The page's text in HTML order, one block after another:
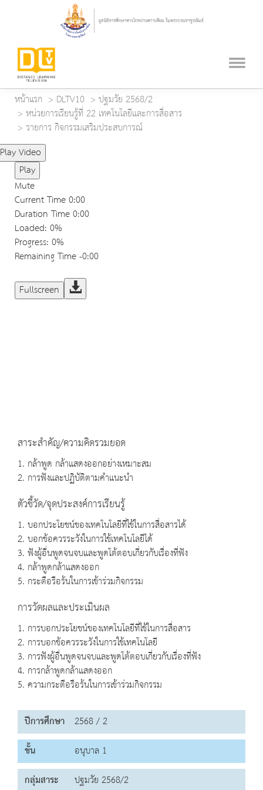
หน้าแรก DLTV10
ปฐมวัย 2568/2
หน่วยการเรียนรู้ที่ 22 เทคโนโลยีและการสื่อสาร
รายการ กิจกรรมเสริมประสบการณ์
Play Video
Play
Mute
Current Time0:00
Duration Time0:00
Loaded: 0%
Progress: 0%
Remaining Time-0:00
Fullscreen
สาระสำคัญ/ความคิดรวมยอด
1. กล้าพูด กล้าแสดงออกอย่างเหมาะสม
2. การฟังและปฏิบัติตามคำแนะนำ
ตัวชี้วัด/จุดประสงค์การเรียนรู้
1. บอกประโยชน์ของเทคโนโลยีที่ใช้ในการสื่อสารได้
2. บอกข้อควรระวังในการใช้เทคโนโลยีได้
3. ฟังผู้อื่นพูดจนจบและพูดโต้ตอบเกี่ยวกับเรื่องที่ฟัง
4. กล้าพูดกล้าแสดงออก
5. กระตือรือร้นในการเข้าร่วมกิจกรรม
การวัดผลและประเมินผล
1. การบอกประโยชน์ของเทคโนโลยีที่ใช้ในการสื่อสาร
2. การบอกข้อควรระวังในการใช้เทคโนโลยี
3. การฟังผู้อื่นพูดจนจบและพูดโต้ตอบเกี่ยวกับเรื่องที่ฟัง
4. การกล้าพูดกล้าแสดงออก
5. ความกระตือรือร้นในการเข้าร่วมกิจกรรม
ปีการศึกษา 2568 / 2
ชั้น
อนุบาล 1
กลุ่มสาระ
ปฐมวัย 2568/2